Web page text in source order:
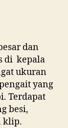
dan
di kepala
ukuran
yang
Terdapat
besi,
klip.